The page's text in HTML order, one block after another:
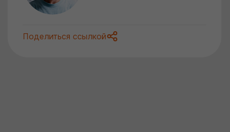
Поделиться ссылкой